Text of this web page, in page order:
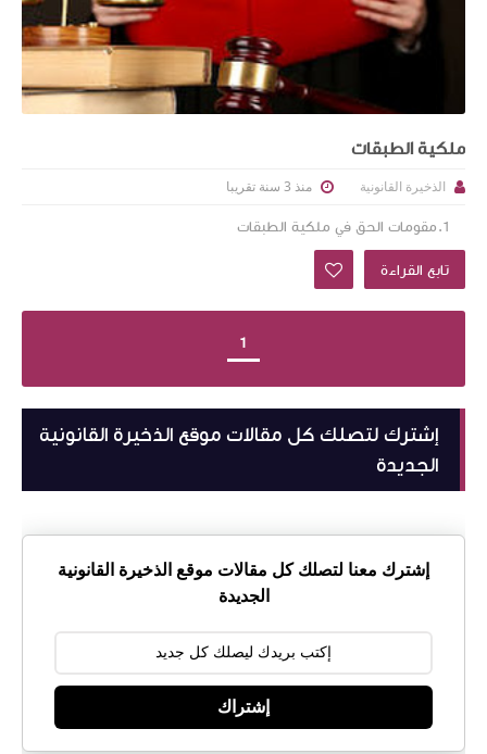
ملكية الطبقات
الذخيرة القانونية منذ 3 سنة تقريبا
تابع القراءة
1
إشترك لتصلك كل مقالات موقع الذخيرة القانونية
الجديدة
إشترك معنا لتصلك كل مقالات موقع الذخيرة القانونية
الجديدة
إشتراك